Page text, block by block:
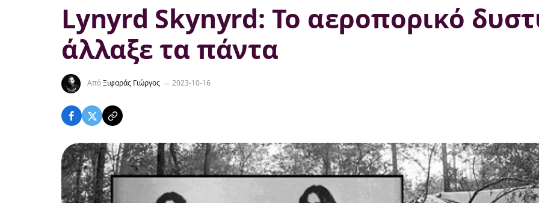
Lynyrd Skynyrd: Το αεροπορικό
άλλαξε τα πάντα
ΑπόΞιφαράς Γιώργος 2023-10-16